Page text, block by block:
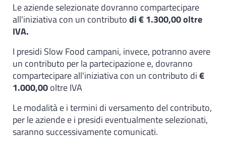
Le aziende selezionate dovranno compartecipare
all'iniziativa con un contributodi € 1.300,00 oltre
IVA.
I presidi Slow Food campani, invece, potranno avere
un contributo per la partecipazione e, dovranno
compartecipare all'iniziativa con un contributo di€
1.000,00oltre IVA
Le modalità e i termini di versamento del contributo,
per le aziende e i presidi eventualmente selezionati,
saranno successivamente comunicati.